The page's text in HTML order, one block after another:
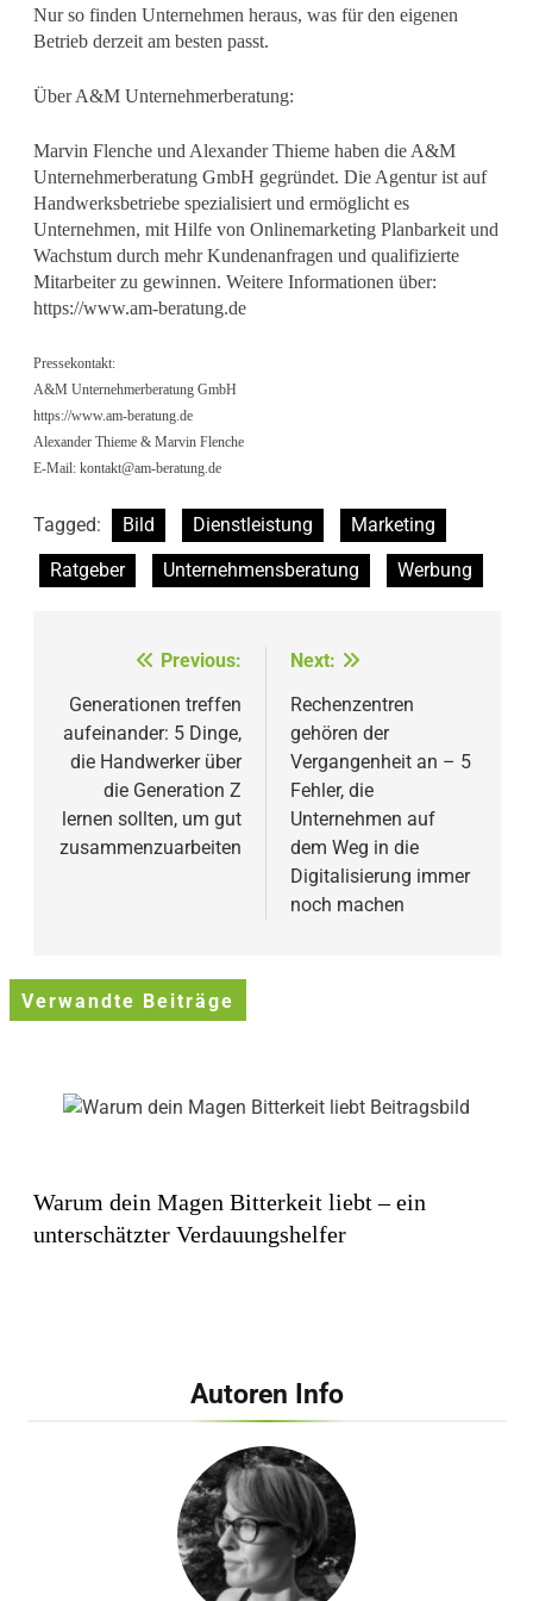
Nur so finden Unternehmen heraus, was für den eigenen
Betrieb derzeit am besten passt.
Über A&M Unternehmerberatung:
Marvin Flenche und Alexander Thieme haben die A&M
Unternehmerberatung GmbH gegründet. Die Agentur ist auf
Handwerksbetriebe spezialisiert und ermöglicht es
Unternehmen, mit Hilfe von Onlinemarketing Planbarkeit und
Wachstum durch mehr Kundenanfragen und qualifizierte
Mitarbeiter zu gewinnen. Weitere Informationen über:
https://www.am-beratung.de
Pressekontakt:
A&M Unternehmerberatung GmbH
https://www.am-beratung.de
Alexander Thieme & Marvin Flenche
E-Mail: kontakt@am-beratung.de
Tagged: Bild Dienstleistung
Marketing
Ratgeber
Unternehmensberatung Werbung
Beitragsnavigation
Previous:
Generationen treffen
aufeinander: 5 Dinge,
die Handwerker über
die Generation Z
lernen sollten, um gut
zusammenzuarbeiten
Next:
Rechenzentren
gehören der
Vergangenheit an – 5
Fehler, die
Unternehmen auf
dem Weg in die
Digitalisierung immer
noch machen
Verwandte Beiträge
Warum dein Magen Bitterkeit liebt – ein
unterschätzter Verdauungshelfer
Wie künstliches Licht unsere innere Uhr
Autoren Info